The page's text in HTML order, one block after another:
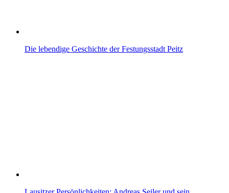
Die lebendige Geschichte der Festungsstadt Peitz